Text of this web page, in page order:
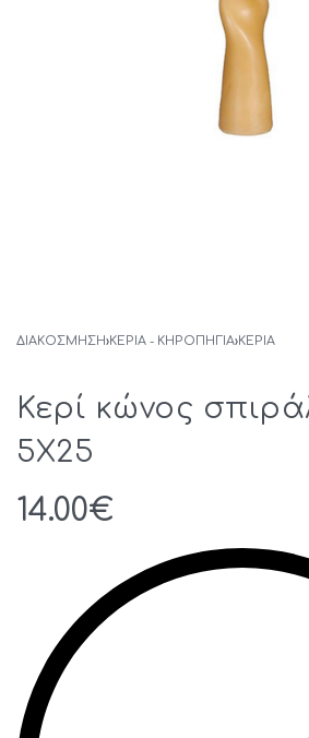
ΔΙΑΚΟΣΜΗΣΗ›ΚΕΡΙΑ - ΚΗΡΟΠΗΓΙΑ›ΚΕΡΙΆ
Κερί κώνος
5Χ25
14.00€